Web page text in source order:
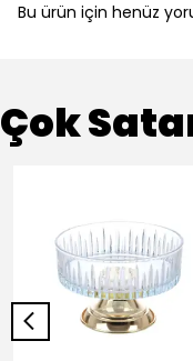
Bu ürün için henüz
Çok